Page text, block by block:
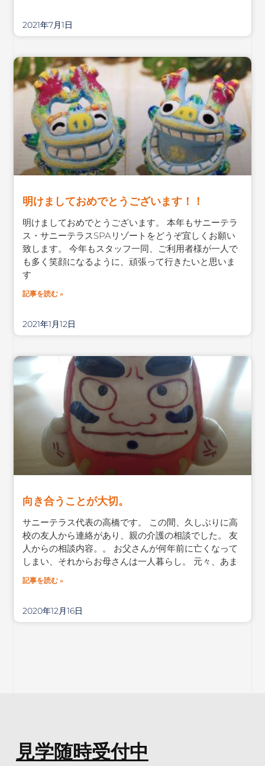
2021年7月1日
明けましておめでとうございます！！
明けましておめでとうございます。 本年もサニーテラ
ス・サニーテラスSPAリゾートをどうぞ宜しくお願い
致します。 今年もスタッフ一同、ご利用者様が一人で
も多く笑顔になるように、頑張って行きたいと思いま
す
記事を読む »
2021年1月12日
向き合うことが大切。
サニーテラス代表の高橋です。 この間、久しぶりに高
校の友人から連絡があり、親の介護の相談でした。 友
人からの相談内容。。 お父さんが何年前に亡くなって
しまい、それからお母さんは一人暮らし。 元々、あま
記事を読む »
2020年12月16日
見学随時受付中